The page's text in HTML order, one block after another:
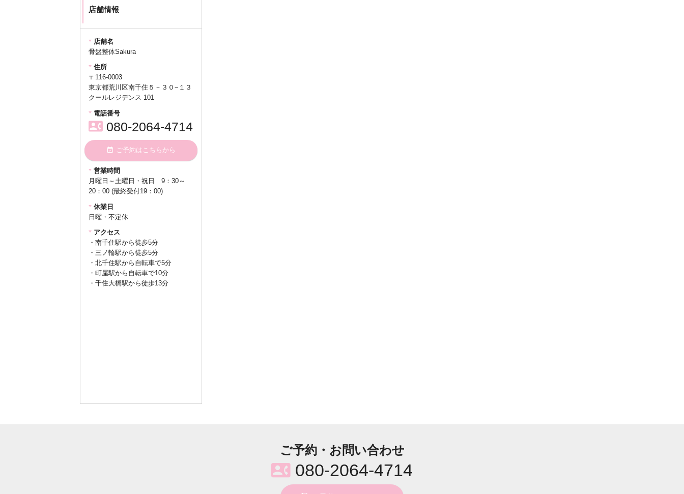
店舗情報
店舗名
骨盤整体Sakura
住所
〒116-0003
東京都荒川区南千住５－３０−１３
クールレジデンス 101
電話番号
contact_phone 080-2064-4714
event_available ご予約はこちらから
営業時間
月曜日～土曜日・祝日 9：30～
20：00 (最終受付19：00)
休業日
日曜・不定休
アクセス
・南千住駅から徒歩5分
・三ノ輪駅から徒歩5分
・北千住駅から自転車で5分
・町屋駅から自転車で10分
・千住大橋駅から徒歩13分
ご予約・お問い合わせ
contact_phone 080-2064-4714